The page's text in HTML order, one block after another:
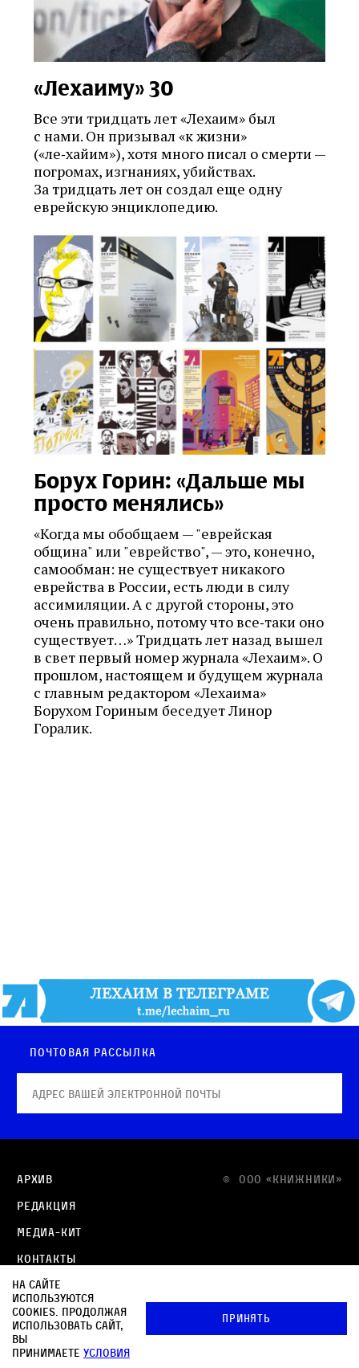
«Лехаиму» 30
Все эти тридцать лет «Лехаим» был
с нами. Он призывал «к жизни»
(«ле‑хайим»), хотя много писал о смерти —
погромах, изгнаниях, убийствах.
За тридцать лет он создал еще одну
еврейскую энциклопедию.
Борух Горин: «Дальше мы
просто менялись»
«Когда мы обобщаем — "еврейская
община" или "еврейство", — это, конечно,
самообман: не существует никакого
еврейства в России, есть люди в силу
ассимиляции. А с другой стороны, это
очень правильно, потому что все‑таки оно
существует…» Тридцать лет назад вышел
в свет первый номер журнала «Лехаим». О
прошлом, настоящем и будущем журнала
с главным редактором «Лехаима»
Борухом Гориным беседует Линор
Горалик.
Почтовая рассылка
© OOO «КНИЖНИКИ»
Архив
Редакция
Медиа-кит
Контакты
Политика в отношении обработки персональных
данных
Политика обработки файлов cookie
На сайте
используются
cookies. Продолжая
использовать сайт,
вы
принимаете условия
Принять